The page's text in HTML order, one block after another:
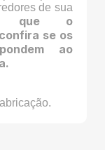
de sua
que o
se os
ao